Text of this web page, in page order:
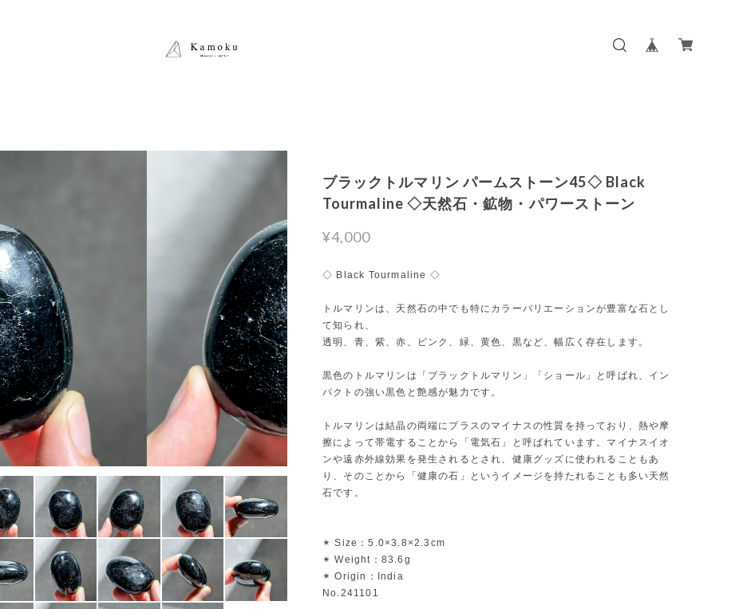
ブラックトルマリン パームストーン45◇ Black
Tourmaline ◇天然石・鉱物・パワーストーン
¥4,000
◇ Black Tourmaline ◇
トルマリンは、天然石の中でも特にカラーバリエーションが豊富な石とし
て知られ、
透明、青、紫、赤、ピンク、緑、黄色、黒など、幅広く存在します。
黒色のトルマリンは「ブラックトルマリン」「ショール」と呼ばれ、イン
パクトの強い黒色と艶感が魅力です。
トルマリンは結晶の両端にプラスのマイナスの性質を持っており、熱や摩
擦によって帯電することから「電気石」と呼ばれています。マイナスイオ
ンや遠赤外線効果を発生されるとされ、健康グッズに使われることもあ
り、そのことから「健康の石」というイメージを持たれることも多い天然
石です。
✴︎ Size：5.0×3.8×2.3cm
✴︎ Weight：83.6g
✴︎ Origin：India
No.241101